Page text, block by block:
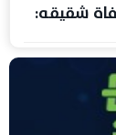
شقيقه: